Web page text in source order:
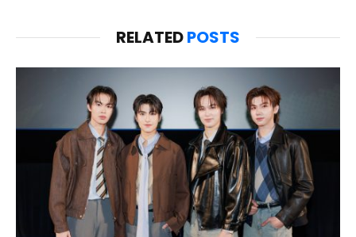
RELATEDPOSTS